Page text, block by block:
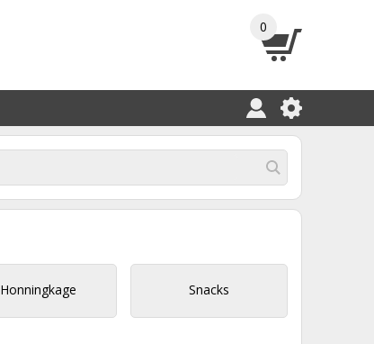
0
Honningkage Snacks